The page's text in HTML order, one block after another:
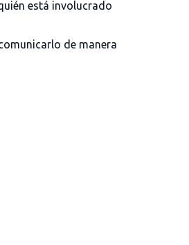
está involucrado
de manera